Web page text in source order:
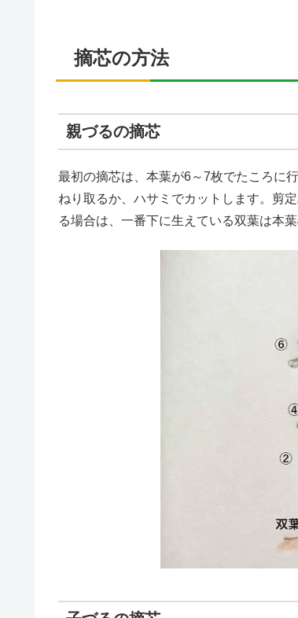
摘芯の方法
親づるの摘芯
最初の摘芯は、本葉が6～7枚でたころに
ねり取るか、ハサミでカットします。剪
る場合は、一番下に生えている双葉は本